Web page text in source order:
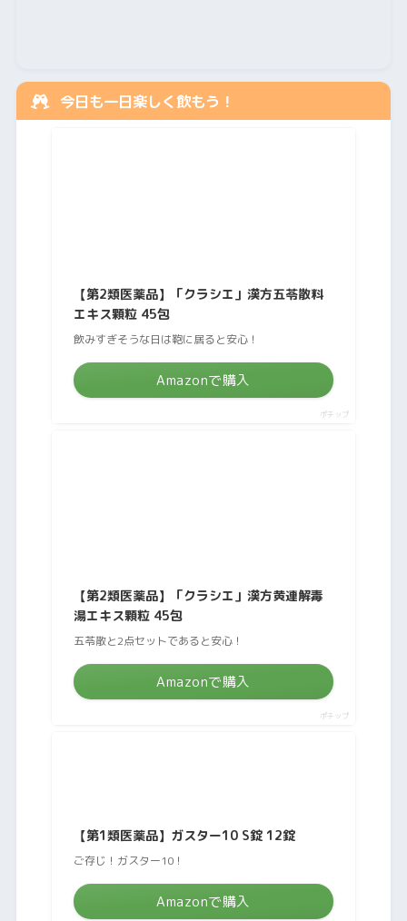
今日も一日楽しく飲もう！
【第2類医薬品】「クラシエ」漢方五苓散料
エキス顆粒 45包
飲みすぎそうな日は鞄に居ると安心！
Amazonで購入
ポチップ
【第2類医薬品】「クラシエ」漢方黄連解毒
湯エキス顆粒 45包
五苓散と2点セットであると安心！
Amazonで購入
ポチップ
【第1類医薬品】ガスター10 S錠 12錠
ご存じ！ガスター10！
Amazonで購入